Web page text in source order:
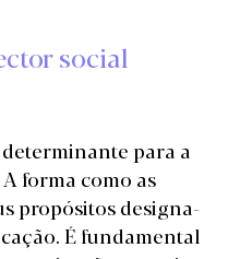
social
para a
forma como as
propósitos designa-
É fundamental